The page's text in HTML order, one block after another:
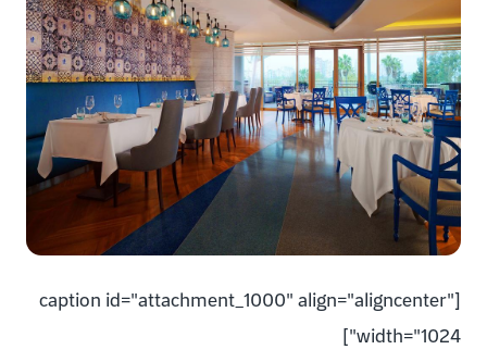
[caption id="attachment_1000" align="aligncenter"
width="1024"]